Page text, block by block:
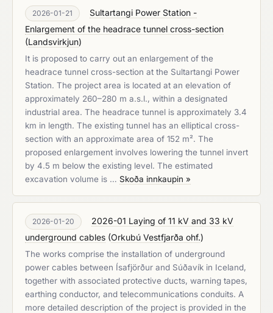
2026-01-21
Sultartangi Power Station -
Enlargement of the headrace tunnel cross-section
(Landsvirkjun)
It is proposed to carry out an enlargement of the
headrace tunnel cross-section at the Sultartangi Power
Station. The project area is located at an elevation of
approximately 260–280 m a.s.l., within a designated
industrial area. The headrace tunnel is approximately 3.4
km in length. The existing tunnel has an elliptical cross­
section with an approximate area of 152 m². The
proposed enlargement involves lowering the tunnel invert
by 4.5 m below the existing level. The estimated
excavation volume is … Skoða innkaupin »
2026-01-20
2026-01 Laying of 11 kV and 33 kV
underground cables (Orkubú Vestfjarða ohf.)
The works comprise the installation of underground
power cables between Ísafjörður and Súðavík in Iceland,
together with associated protective ducts, warning tapes,
earthing conductor, and telecommunications conduits. A
more detailed description of the project is provided in the